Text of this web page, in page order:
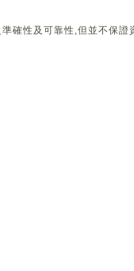
確性及可靠性,但並不保